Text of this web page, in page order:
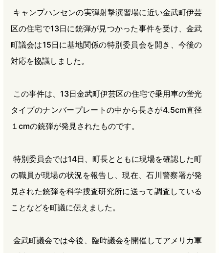
キャンプハンセンの実弾射撃演習場に近い金武町伊芸
区の住宅で13日に銃弾が見つかった事件を受け、金武
町議会は15日に基地関係の特別委員会を開き、今後の
対応を協議しました。
この事件は、13日金武町伊芸区の住宅で乗用車の蛍光
タイプのナンバープレートの中から長さが4.5cm直径
１cmの銃弾が発見されたものです。
特別委員会では14日、町長とともに現場を確認した町
の職員が現場の状況を報告し、現在、石川警察署が発
見された銃弾を科学捜査研究所に送って調査している
ことなどを町議に伝えました。
金武町議会では今後、臨時議会を開催してアメリカ軍